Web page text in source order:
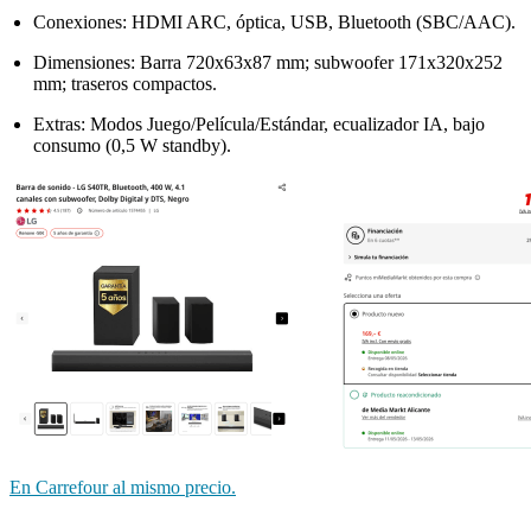
Conexiones: HDMI ARC, óptica, USB, Bluetooth (SBC/AAC).
Dimensiones: Barra 720x63x87 mm; subwoofer 171x320x252
mm; traseros compactos.
Extras: Modos Juego/Película/Estándar, ecualizador IA, bajo
consumo (0,5 W standby).
En Carrefour al mismo precio.